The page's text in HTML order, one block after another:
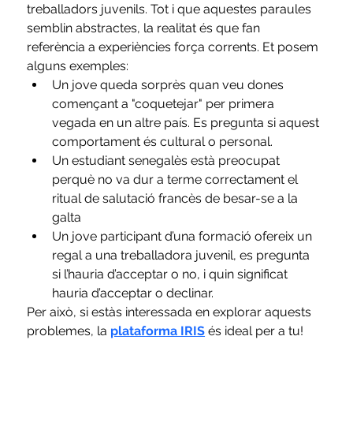
treballadors juvenils. Tot i que aquestes paraules
semblin abstractes, la realitat és que fan
referència a experiències força corrents. Et posem
alguns exemples:
Un jove queda sorprès quan veu dones
començant a "coquetejar" per primera
vegada en un altre país. Es pregunta si aquest
comportament és cultural o personal.
Un estudiant senegalès està preocupat
perquè no va dur a terme correctament el
ritual de salutació francès de besar-se a la
galta
Un jove participant d’una formació ofereix un
regal a una treballadora juvenil, es pregunta
si l’hauria d’acceptar o no, i quin significat
hauria d’acceptar o declinar.
Per això, si estàs interessada en explorar aquests
problemes, la plataforma IRIS és ideal per a tu!